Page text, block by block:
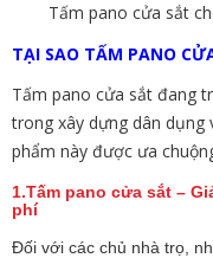
Tấm pano cửa sắt
TẠI SAO TẤM PANO
Tấm pano cửa sắt đang
trong xây dựng dân dụng
phẩm này được ưa
1.Tấm pano cửa sắt –
phí
Đối với các chủ nhà trọ,